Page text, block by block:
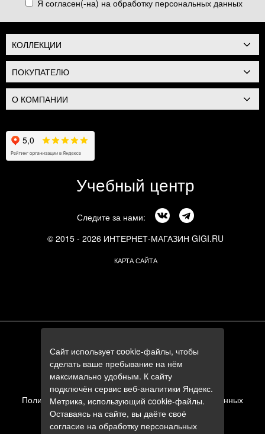
Я согласен(-на) на обработку персональных данных
КОЛЛЕКЦИИ
ПОКУПАТЕЛЮ
О КОМПАНИИ
Учебный центр
Следите за нами:
© 2015 - 2026 ИНТЕРНЕТ-МАГАЗИН GIGI.RU
КАРТА САЙТА
+7 (495) 644-84-05
+7 (985) 644-84-05
e-mail:
zakaz@gigi.ru
Политика в отношении обработки персональных данных
Пользовательское соглашение
Сайт использует cookie-файлы, чтобы
сделать ваше пребывание на нём
максимально удобным. К сайту
подключён сервис веб-аналитики Яндекс.
Метрика, использующий cookie-файлы.
Оставаясь на сайте, вы даёте своё
согласие на обработку персональных